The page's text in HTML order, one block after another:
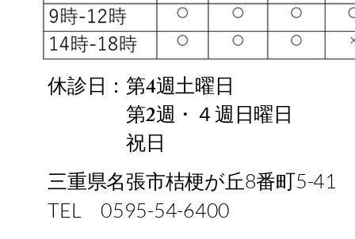
休診日：第4週土曜日
第2週・４週日曜日
​ 祝日
三重県名張市桔梗が丘8番町5-41
TEL 0595-54-6400